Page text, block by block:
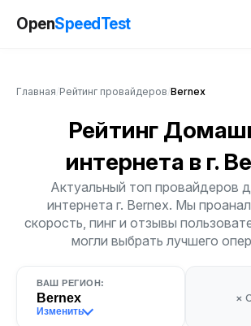
OpenSpeedTest
Главная Рейтинг провайдеров Bernex
Рейтинг
интернета в г.
Актуальный топ провайдеров
интернета г. Bernex. Мы
скорость, пинг и отзывы
могли выбрать лучшего
ВАШ РЕГИОН:
Bernex
Изменить
×